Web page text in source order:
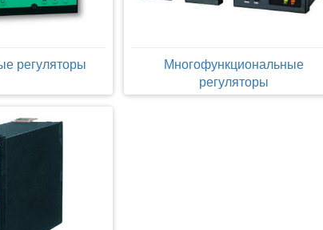
регуляторы
Многофункциональные
регуляторы